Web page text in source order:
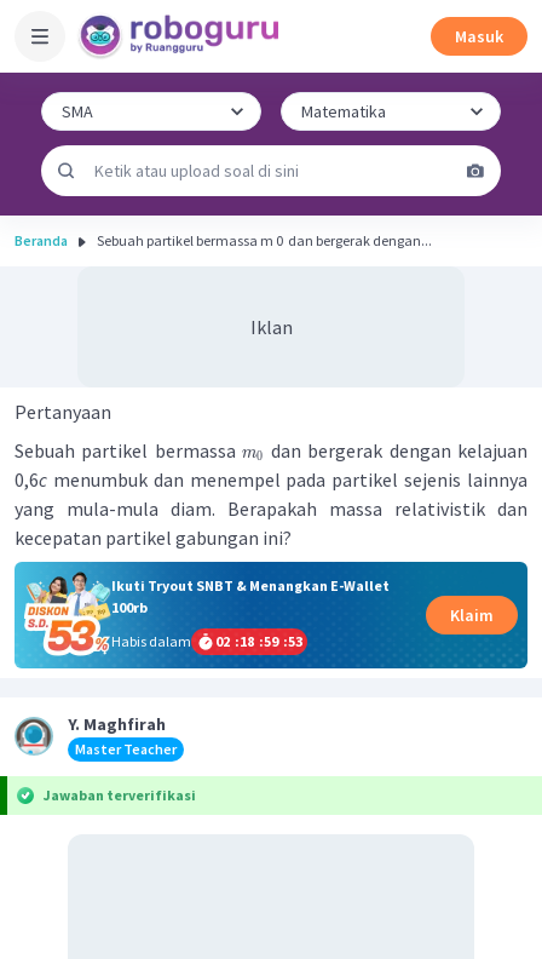
Masuk
Beranda Sebuah partikel bermassa m 0 ​ dan bergerak dengan...
Iklan
Pertanyaan
Sebuah partikel bermassam0 dan bergerak dengan kelajuan
0,6c menumbuk dan menempel pada partikel sejenis lainnya
yang mula-mula diam. Berapakah massa relativistik dan
kecepatan partikel gabungan ini?
Ikuti Tryout SNBT & Menangkan E-Wallet
100rb
Habis dalam
02 :18 :59 :53
Klaim
Y. Maghfirah
Master Teacher
Jawaban terverifikasi